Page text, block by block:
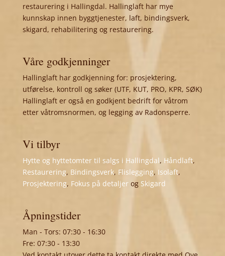
restaurering i Hallingdal. Hallinglaft har mye
kunnskap innen byggtjenester, laft, bindingsverk,
skigard, rehabilitering og restaurering.
Våre godkjenninger
Hallinglaft har godkjenning for: prosjektering,
utførelse, kontroll og søker (UTF, KUT, PRO, KPR, SØK)
Hallinglaft er også en godkjent bedrift for våtrom
etter våtromsnormen, og legging av Radonsperre.
Vi tilbyr
Hytte og hyttetomter til salgs i Hallingdal, Håndlaft,
Restaurering, Bindingsverk, Flislegging, Isolaft,
Prosjektering, Fokus på detaljerog Skigard
Åpningstider
Man - Tors: 07:30 - 16:30
Fre: 07:30 - 13:30